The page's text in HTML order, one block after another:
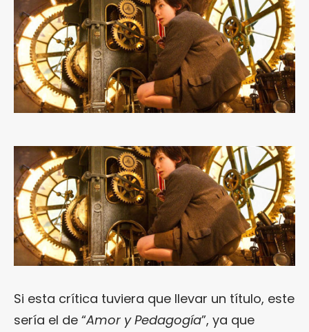
Si esta crítica tuviera que llevar un título, este
sería el de “Amor y Pedagogía”, ya que